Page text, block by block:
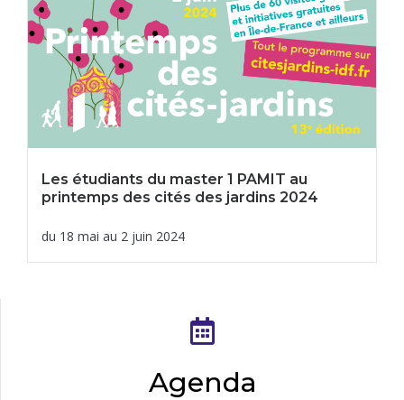
Les étudiants du master 1 PAMIT au
printemps des cités des jardins 2024
du 18 mai au 2 juin 2024
Agenda